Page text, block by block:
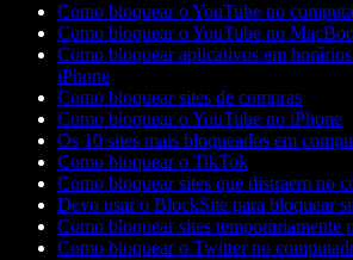
Como bloquear o YouTube no
Como bloquear o YouTube no
Como bloquear aplicativos em
iPhone
Como bloquear sites de compras
Como bloquear o YouTube no iPhone
Os 10 sites mais bloqueados em
Como bloquear o TikTok
Como bloquear sites que distraem no
Devo usar o BlockSite para bloquear
Como bloquear sites temporariamente
Como bloquear o Twitter no